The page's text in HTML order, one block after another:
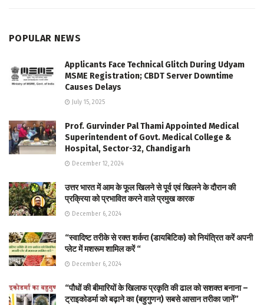
POPULAR NEWS
Applicants Face Technical Glitch During Udyam
MSME Registration; CBDT Server Downtime
Causes Delays
July 15, 2025
Prof. Gurvinder Pal Thami Appointed Medical
Superintendent of Govt. Medical College &
Hospital, Sector-32, Chandigarh
December 12, 2024
उत्तर भारत में आम के फूल खिलने से पूर्व एवं खिलने के दौरान की
प्रक्रिया को प्रभावित करने वाले प्रमुख कारक
December 6, 2024
“स्वादिष्ट तरीके से रक्त शर्करा (डायबिटिक) को नियंत्रित करें अपनी
प्लेट में मशरूम शामिल करें “
December 6, 2024
“पौधों की बीमारियों के खिलाफ प्रकृति की ढाल को सशक्त बनाना –
ट्राइकोडर्मा को बढ़ाने का (बहुगुणन) सबसे आसान तरीका जानें”